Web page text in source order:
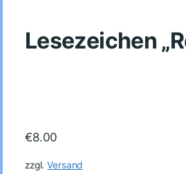
Lesezeichen
€8.00
zzgl.Versand